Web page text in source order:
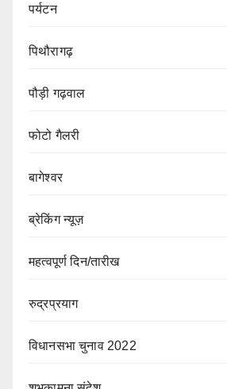
पर्यटन
पिथौरागढ़
पौड़ी गढ़वाल
फोटो गैलरी
बागेश्वर
ब्रेकिंग न्यूज़
महत्वपूर्ण दिन/तारीख
रुद्रप्रयाग
विधानसभा चुनाव 2022